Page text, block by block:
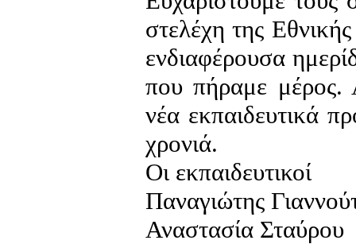
στελέχη της
ενδιαφέρουσα
που πήραμε μέρος.
νέα εκπαιδευτικά
χρονιά.
Οι εκπαιδευτικοί
Παναγιώτης
Αναστασία Σταύρου